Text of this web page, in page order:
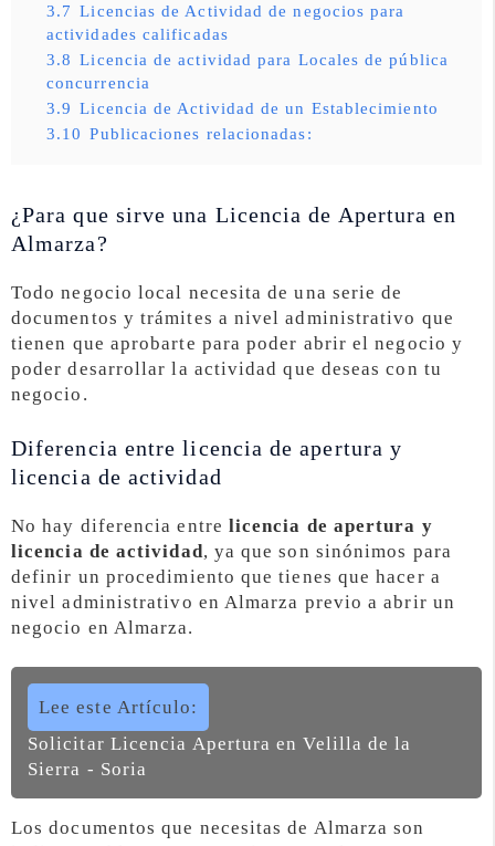
3.7 Licencias de Actividad de negocios para
actividades calificadas
3.8 Licencia de actividad para Locales de pública
concurrencia
3.9 Licencia de Actividad de un Establecimiento
3.10 Publicaciones relacionadas:
¿Para que sirve una Licencia de Apertura en
Almarza?
Todo negocio local necesita de una serie de
documentos y trámites a nivel administrativo que
tienen que aprobarte para poder abrir el negocio y
poder desarrollar la actividad que deseas con tu
negocio.
Diferencia entre licencia de apertura y
licencia de actividad
No hay diferencia entre licencia de apertura y
licencia de actividad, ya que son sinónimos para
definir un procedimiento que tienes que hacer a
nivel administrativo en Almarza previo a abrir un
negocio en Almarza.
Lee este Artículo:
Solicitar Licencia Apertura en Velilla de la
Sierra - Soria
Los documentos que necesitas de Almarza son